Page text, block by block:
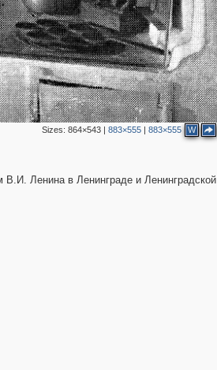
Sizes: 864×543| 883×555| 883×555 W
Ленина в Ленинграде и Ленинградской